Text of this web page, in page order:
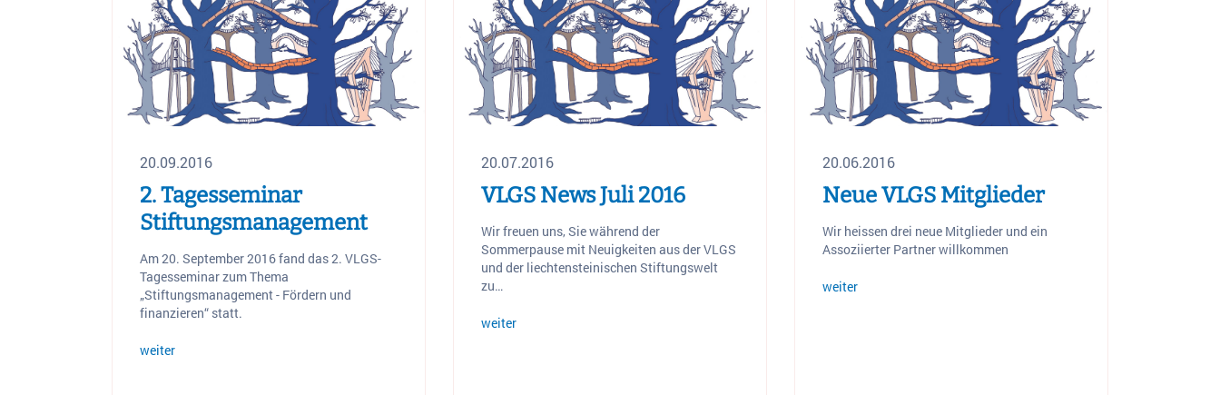
20.09.2016
2. Tagesseminar
Stiftungsmanagement
Am 20. September 2016 fand das 2. VLGS-
Tagesseminar zum Thema
„Stiftungsmanagement - Fördern und
finanzieren“ statt.
weiter
20.07.2016
VLGS News Juli 2016
Wir freuen uns, Sie während der
Sommerpause mit Neuigkeiten aus der VLGS
und der liechtensteinischen Stiftungswelt
zu…
weiter
20.06.2016
Neue VLGS Mitglieder
Wir heissen drei neue Mitglieder und ein
Assoziierter Partner willkommen
weiter